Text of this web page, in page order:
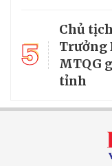
5
Chủ
Trưởng
MTQG
tỉnh